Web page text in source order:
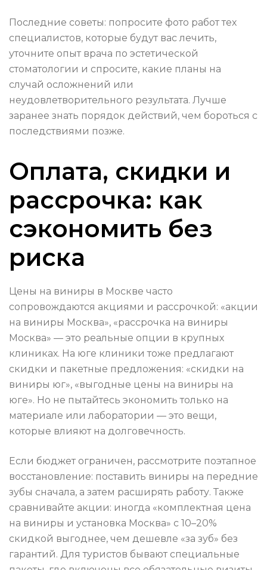
Последние советы: попросите фото работ тех
специалистов, которые будут вас лечить,
уточните опыт врача по эстетической
стоматологии и спросите, какие планы на
случай осложнений или
неудовлетворительного результата. Лучше
заранее знать порядок действий, чем бороться с
последствиями позже.
Оплата, скидки и
рассрочка: как
сэкономить без
риска
Цены на виниры в Москве часто
сопровождаются акциями и рассрочкой: «акции
на виниры Москва», «рассрочка на виниры
Москва» — это реальные опции в крупных
клиниках. На юге клиники тоже предлагают
скидки и пакетные предложения: «скидки на
виниры юг», «выгодные цены на виниры на
юге». Но не пытайтесь экономить только на
материале или лаборатории — это вещи,
которые влияют на долговечность.
Если бюджет ограничен, рассмотрите поэтапное
восстановление: поставить виниры на передние
зубы сначала, а затем расширять работу. Также
сравнивайте акции: иногда «комплектная цена
на виниры и установка Москва» с 10–20%
скидкой выгоднее, чем дешевле «за зуб» без
гарантий. Для туристов бывают специальные